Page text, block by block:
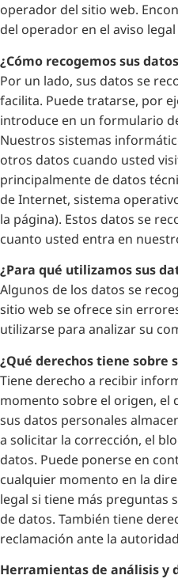
operador del sitio web.
del operador en el aviso
¿Cómo recogemos sus
Por un lado, sus datos se
facilita. Puede tratarse, por
introduce en un formulario
Nuestros sistemas
otros datos cuando usted
principalmente de datos
de Internet, sistema
la página). Estos datos se
cuanto usted entra en
¿Para qué utilizamos sus
Algunos de los datos se
sitio web se ofrece sin
utilizarse para analizar su
¿Qué derechos tiene sobre
Tiene derecho a recibir
momento sobre el origen, el
sus datos personales
a solicitar la corrección, el
datos. Puede ponerse en
cualquier momento en la
legal si tiene más preguntas
de datos. También tiene
reclamación ante la
Herramientas de análisis y